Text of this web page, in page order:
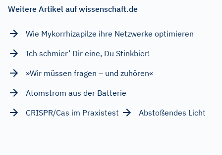
Weitere Artikel auf wissenschaft.de
Wie Mykorrhizapilze ihre Netzwerke optimieren
Ich schmier’ Dir eine, Du Stinkbier!
»Wir müssen fragen – und zuhören«
Atomstrom aus der Batterie
CRISPR/Cas im Praxistest
Abstoßendes Licht